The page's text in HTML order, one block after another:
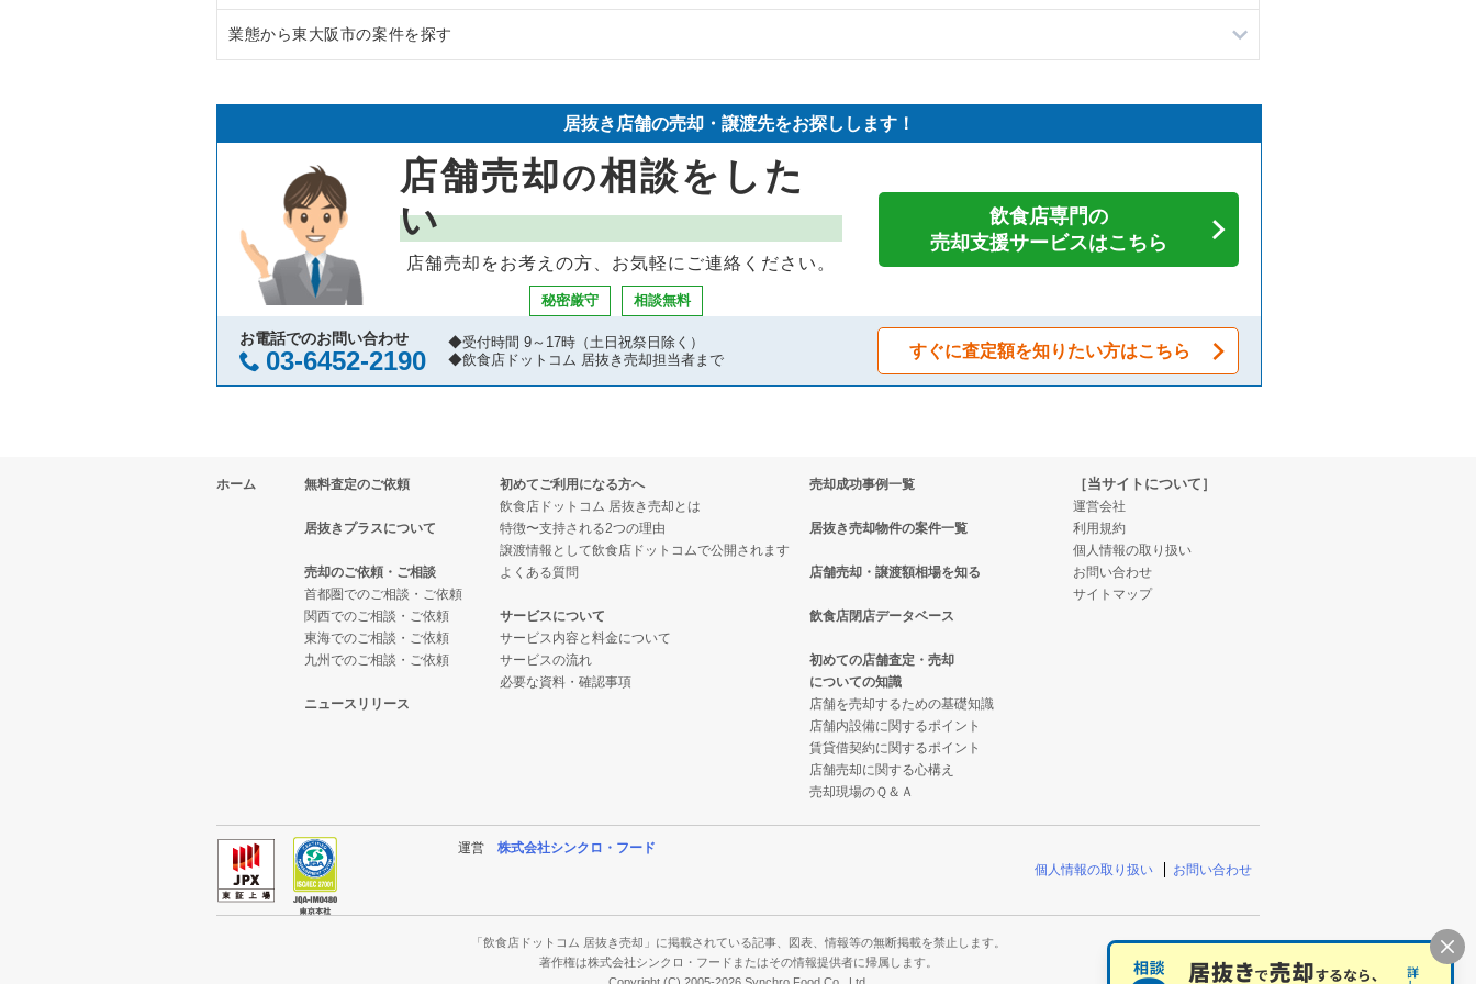
大阪市中央区の飲食店の居抜き売却物件の案件一覧
堺市北区の飲食店の居抜き売却物件の案件一覧
堺市中区の飲食店の居抜き売却物件の案件一覧
大阪市西区の飲食店の居抜き売却物件の案件一覧
茨木市の飲食店の居抜き売却物件の案件一覧
大阪市福島区の飲食店の居抜き売却物件の案件一覧
豊中市の飲食店の居抜き売却物件の案件一覧
大阪市阿倍野区の飲食店の居抜き売却物件の案件一覧
東大阪市の飲食店の居抜き売却物件の案件一覧
吹田市の飲食店の居抜き売却物件の案件一覧
大阪市西成区の飲食店の居抜き売却物件の案件一覧
堺市堺区の飲食店の居抜き売却物件の案件一覧
寝屋川市の飲食店の居抜き売却物件の案件一覧
大阪市天王寺区の飲食店の居抜き売却物件の案件一覧
高石市の飲食店の居抜き売却物件の案件一覧
大阪府のラーメンの居抜き売却物件の案件一覧
大阪府のイタリア料理の居抜き売却物件の案件一覧
大阪府の中華の居抜き売却物件の案件一覧
大阪府のそば・うどんの居抜き売却物件の案件一覧
大阪府の寿司の居抜き売却物件の案件一覧
大阪府の焼肉の居抜き売却物件の案件一覧
大阪府の鉄板焼き・お好み焼の居抜き売却物件の案件一覧
大阪府のカフェの居抜き売却物件の案件一覧
大阪府のテイクアウトの居抜き売却物件の案件一覧
大阪府のお弁当・惣菜・デリの居抜き売却物件の案件一覧
大阪府のカラオケ・パブ・スナックの居抜き売却物件の案件一覧
大阪府のバーの居抜き売却物件の案件一覧
大阪府の洋食の居抜き売却物件の案件一覧
大阪府のその他の居抜き売却物件の案件一覧
業態から東大阪市の案件を探す
東大阪市のイタリア料理の居抜き売却物件の案件一覧
東大阪市の焼肉の居抜き売却物件の案件一覧
東大阪市のアジア料理の居抜き売却物件の案件一覧
東大阪市のテイクアウトの居抜き売却物件の案件一覧
東大阪市のお弁当・惣菜・デリの居抜き売却物件の案件一覧
東大阪市のカラオケ・パブ・スナックの居抜き売却物件の案件一覧
東大阪市の居酒屋・ダイニングバーの居抜き売却物件の案件一覧
東大阪市の和食の居抜き売却物件の案件一覧
東大阪市の洋食の居抜き売却物件の案件一覧
東大阪市のその他の居抜き売却物件の案件一覧
居抜き店舗の売却・譲渡先をお探しします！
店舗売却の相談をした
い
店舗売却をお考えの方、お気軽にご連絡ください。
秘密厳守 相談無料
飲食店専門の
売却支援サービスはこちら
お電話でのお問い合わせ
03-6452-2190
◆受付時間 9～17時（土日祝祭日除く）
◆飲食店ドットコム 居抜き売却担当者まで
すぐに査定額を知りたい方はこちら
ホーム 無料査定のご依頼
居抜きプラスについて
売却のご依頼・ご相談
首都圏でのご相談・ご依頼
関西でのご相談・ご依頼
東海でのご相談・ご依頼
九州でのご相談・ご依頼
ニュースリリース
初めてご利用になる方へ
飲食店ドットコム 居抜き売却とは
特徴〜支持される2つの理由
譲渡情報として飲食店ドットコムで公開されます
よくある質問
サービスについて
サービス内容と料金について
サービスの流れ
必要な資料・確認事項
売却成功事例一覧
居抜き売却物件の案件一覧
店舗売却・譲渡額相場を知る
飲食店閉店データベース
初めての店舗査定・売却
についての知識
店舗を売却するための基礎知識
店舗内設備に関するポイント
賃貸借契約に関するポイント
店舗売却に関する心構え
売却現場のＱ＆Ａ
［当サイトについて］
運営会社
利用規約
個人情報の取り扱い
お問い合わせ
サイトマップ
運営 株式会社シンクロ・フード
個人情報の取り扱い
お問い合わせ
「飲食店ドットコム 居抜き売却」に掲載されている記事、図表、情報等の無断掲載を禁止します。
著作権は株式会社シンクロ・フードまたはその情報提供者に帰属します。